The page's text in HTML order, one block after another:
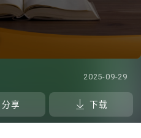
2025-09-29
分享 下载